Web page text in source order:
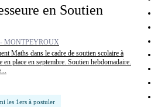
en Soutien
MONTPEYROUX
Maths dans le cadre de soutien scolaire à
place en septembre. Soutien hebdomadaire.
les 1ers à postuler